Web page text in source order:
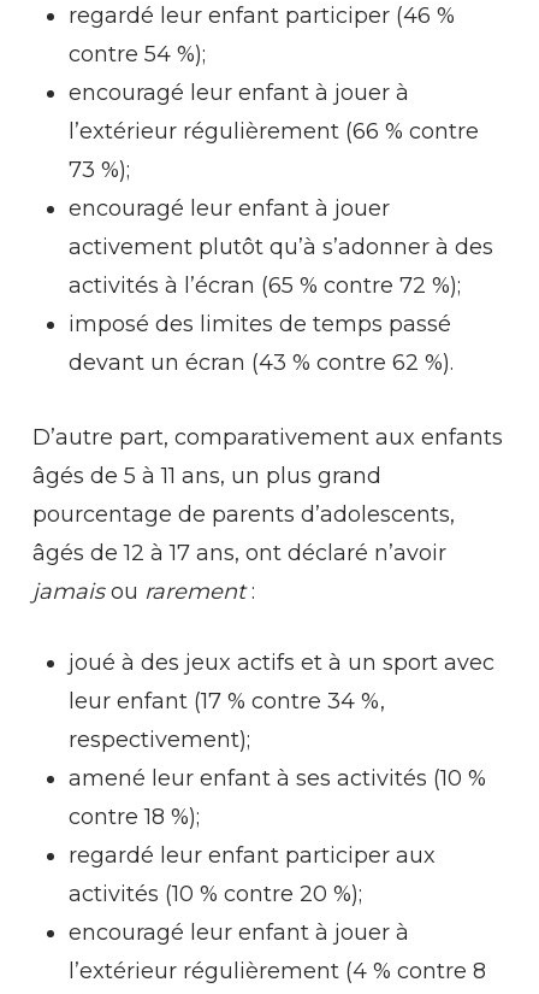
regardé leur enfant participer (46 %
contre 54 %);
encouragé leur enfant à jouer à
l’extérieur régulièrement (66 % contre
73 %);
encouragé leur enfant à jouer
activement plutôt qu’à s’adonner à des
activités à l’écran (65 % contre 72 %);
imposé des limites de temps passé
devant un écran (43 % contre 62 %).
D’autre part, comparativement aux enfants
âgés de 5 à 11 ans, un plus grand
pourcentage de parents d’adolescents,
âgés de 12 à 17 ans, ont déclaré n’avoir
jamaisou rarement:
joué à des jeux actifs et à un sport avec
leur enfant (17 % contre 34 %,
respectivement);
amené leur enfant à ses activités (10 %
contre 18 %);
regardé leur enfant participer aux
activités (10 % contre 20 %);
encouragé leur enfant à jouer à
l’extérieur régulièrement (4 % contre 8